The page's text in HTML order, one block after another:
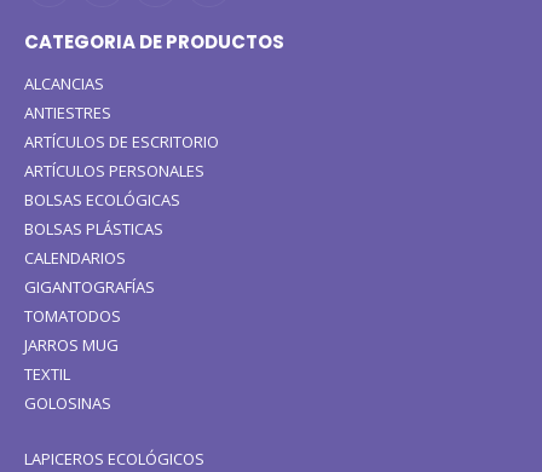
CATEGORIA DE PRODUCTOS
ALCANCIAS
ANTIESTRES
ARTÍCULOS DE ESCRITORIO
ARTÍCULOS PERSONALES
BOLSAS ECOLÓGICAS
BOLSAS PLÁSTICAS
CALENDARIOS
GIGANTOGRAFÍAS
TOMATODOS
JARROS MUG
TEXTIL
GOLOSINAS
LAPICEROS ECOLÓGICOS